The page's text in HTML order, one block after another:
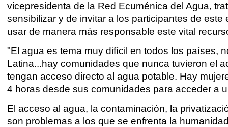
vicepresidenta de la Red Ecuménica del Agua,
sensibilizar y de invitar a los participantes de este
usar de manera más responsable este vital
"El agua es tema muy difícil en todos los países,
Latina...hay comunidades que nunca tuvieron el
tengan acceso directo al agua potable. Hay
4 horas desde sus comunidades para acceder a
El acceso al agua, la contaminación, la
son problemas a los que se enfrenta la